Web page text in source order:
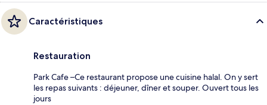
Caractéristiques
Restauration
Park Cafe –Ce restaurant propose une cuisine halal. On y sert
les repas suivants : déjeuner, dîner et souper. Ouvert tous les
jours